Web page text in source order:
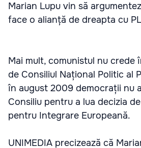
Marian Lupu vin să
face o alianță de dreapta cu
Mai mult, comunistul nu crede
de Consiliul Național Politic al
în august 2009 democrații nu
Consiliu pentru a lua decizia
pentru Integrare Europeană.
UNIMEDIA precizează că